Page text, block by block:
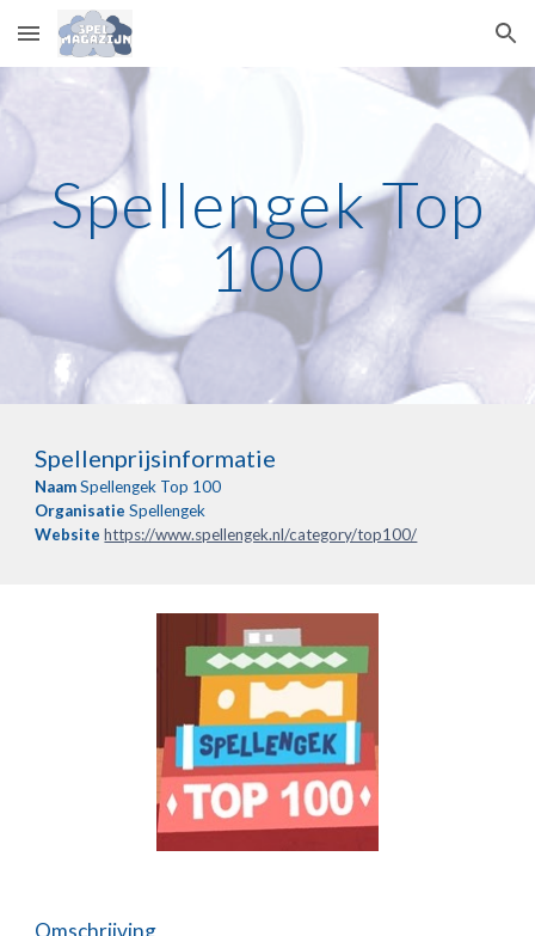
Skip to main content Skip to navigation
Spellengek Top
100
Spellenprijsinformatie
Naam Spellengek Top 100
Organisatie Spellengek
Website https://www.spellengek.nl/category/top100/
Omschrijving